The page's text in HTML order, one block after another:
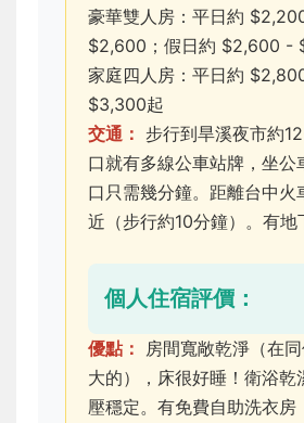
豪華雙人房：平日約
$2,600；假日約 $2,600 -
家庭四人房：平日約
$3,300起
交通： 步行到旱溪夜市約
口就有多線公車站牌，坐公
口只需幾分鐘。距離台中火
近（步行約10分鐘）。有地
個人住宿評價：
優點：
房間寬敞乾淨（在
大的），床很好睡！衛浴乾
壓穩定。有免費自助洗衣房